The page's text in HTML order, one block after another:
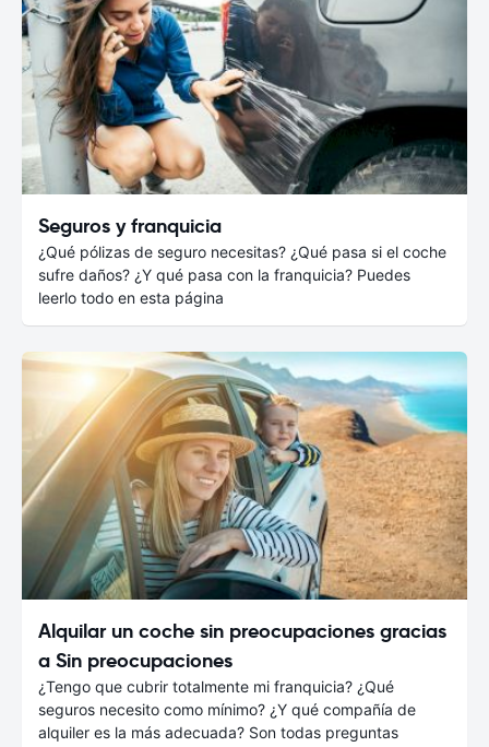
Seguros y franquicia
¿Qué pólizas de seguro necesitas? ¿Qué pasa si el coche
sufre daños? ¿Y qué pasa con la franquicia? Puedes
leerlo todo en esta página
Alquilar un coche sin preocupaciones gracias
a Sin preocupaciones
¿Tengo que cubrir totalmente mi franquicia? ¿Qué
seguros necesito como mínimo? ¿Y qué compañía de
alquiler es la más adecuada? Son todas preguntas